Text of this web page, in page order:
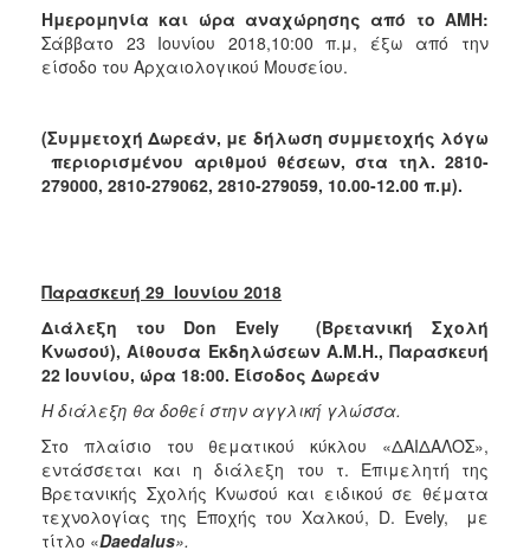
Ημερομηνία και ώρα αναχώρησης από το ΑΜΗ:
Σάββατο 23 Ιουνίου 2018,10:00 π.μ, έξω από την
είσοδο του Αρχαιολογικού Μουσείου.
(Συμμετοχή Δωρεάν, με δήλωση συμμετοχής λόγω
περιορισμένου αριθμού θέσεων, στα τηλ. 2810-
279000, 2810-279062, 2810-279059, 10.00-12.00 π.μ).
Παρασκευή 29 Ιουνίου 2018
Διάλεξη του Don Evely
(Βρετανική Σχολή
Κνωσού), Αίθουσα Εκδηλώσεων Α.Μ.Η., Παρασκευή
22 Ιουνίου, ώρα 18:00. Είσοδος Δωρεάν
Η διάλεξη θα δοθεί στην αγγλική γλώσσα.
Στο πλαίσιο του θεματικού κύκλου «ΔΑΙΔΑΛΟΣ»,
εντάσσεται και η διάλεξη του τ. Επιμελητή της
Βρετανικής Σχολής Κνωσού και ειδικού σε θέματα
τεχνολογίας της Εποχής του Χαλκού, D. Evely, με
τίτλο «Daedalus».